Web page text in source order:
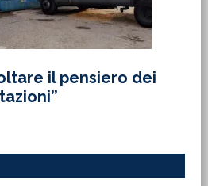
il pensiero dei